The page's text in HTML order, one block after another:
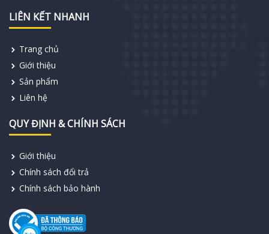
LIÊN KẾT NHANH
Trang chủ
Giới thiệu
Sản phẩm
Liên hệ
QUY ĐỊNH & CHÍNH SÁCH
Giới thiệu
Chính sách đổi trả
Chính sách bảo hành